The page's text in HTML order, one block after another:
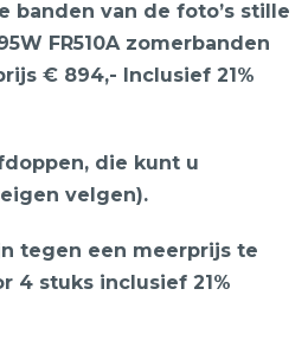
banden van de foto’s stille
FR510A zomerbanden
€ 894,- Inclusief 21%
die kunt u
velgen).
tegen een meerprijs te
4 stuks inclusief 21%